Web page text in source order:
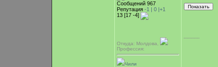
Сообщений 967
Репутация -1 | 0 |+1
13 [17 -4]
Откуда: Молдова,
Профессия:
Чили
-----------